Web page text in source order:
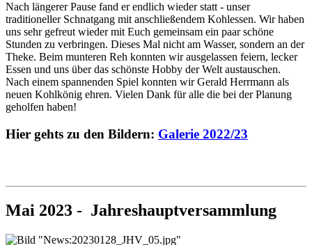
Nach längerer Pause fand er endlich wieder statt - unser
traditioneller Schnatgang mit anschließendem Kohlessen. Wir haben
uns sehr gefreut wieder mit Euch gemeinsam ein paar schöne
Stunden zu verbringen. Dieses Mal nicht am Wasser, sondern an der
Theke. Beim munteren Reh konnten wir ausgelassen feiern, lecker
Essen und uns über das schönste Hobby der Welt austauschen.
Nach einem spannenden Spiel konnten wir Gerald Herrmann als
neuen Kohlkönig ehren. Vielen Dank für alle die bei der Planung
geholfen haben!
Hier gehts zu den Bildern: Galerie 2022/23
Mai 2023 - Jahreshauptversammlung